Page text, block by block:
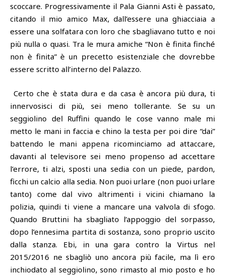
scoccare. Progressivamente il Pala Gianni Asti è passato,
citando il mio amico Max, dall’essere una ghiacciaia a
essere una solfatara con loro che sbagliavano tutto e noi
più nulla o quasi. Tra le mura amiche “Non è finita finché
non è finita” è un precetto esistenziale che dovrebbe
essere scritto all’interno del Palazzo.
Certo che è stata dura e da casa è ancora più dura, ti
innervosisci di più, sei meno tollerante. Se su un
seggiolino del Ruffini quando le cose vanno male mi
metto le mani in faccia e chino la testa per poi dire “dai”
battendo le mani appena ricominciamo ad attaccare,
davanti al televisore sei meno propenso ad accettare
l’errore, ti alzi, sposti una sedia con un piede, pardon,
ficchi un calcio alla sedia. Non puoi urlare (non puoi urlare
tanto) come dal vivo altrimenti i vicini chiamano la
polizia, quindi ti viene a mancare una valvola di sfogo.
Quando Bruttini ha sbagliato l’appoggio del sorpasso,
dopo l’ennesima partita di sostanza, sono proprio uscito
dalla stanza. Ebi, in una gara contro la Virtus nel
2015/2016 ne sbagliò uno ancora più facile, ma lì ero
inchiodato al seggiolino, sono rimasto al mio posto e ho